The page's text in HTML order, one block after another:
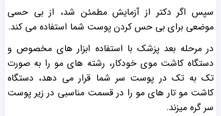
سپس اگر دکتر از آزمایش مطمئن شد، از بی حسی
موضعی برای بی حس کردن پوست شما استفاده می کند.
در مرحله بعد پزشک با استفاده‌ ابزار های مخصوص و
دستگاه کاشت موی خودکار، رشته های مو را به صورت
تک به تک در پوست سر شما قرار می دهد، دستگاه
کاشت مو تار های مو را در قسمت مناسبی در زیر پوست
سر گره میزند.